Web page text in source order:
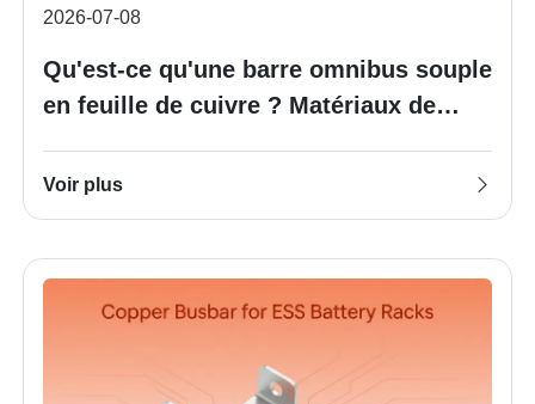
2026-07-08
Qu'est-ce qu'une barre omnibus souple
en feuille de cuivre ? Matériaux de
Voir plus